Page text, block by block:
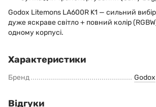
Godox Litemons LA600R K1 — сильний
дуже яскраве світло + повний колір
одному корпусі.
Характеристики
Бренд Godox
Відгуки